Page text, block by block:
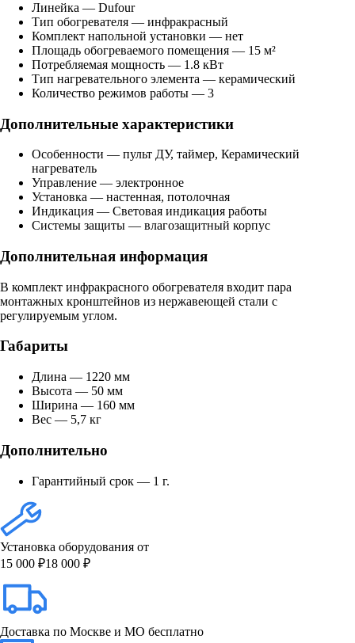
Линейка — Dufour
Тип обогревателя — инфракрасный
Комплект напольной установки — нет
Площадь обогреваемого помещения — 15 м²
Потребляемая мощность — 1.8 кВт
Тип нагревательного элемента — керамический
Количество режимов работы — 3
Дополнительные характеристики
Особенности — пульт ДУ, таймер, Керамический
нагреватель
Управление — электронное
Установка — настенная, потолочная
Индикация — Световая индикация работы
Системы защиты — влагозащитный корпус
Дополнительная информация
В комплект инфракрасного обогревателя входит пара
монтажных кронштейнов из нержавеющей стали с
регулируемым углом.
Габариты
Длина — 1220 мм
Высота — 50 мм
Ширина — 160 мм
Вес — 5,7 кг
Дополнительно
Гарантийный срок — 1 г.
Установка оборудования от
15 000 ₽18 000 ₽
Доставка по Москве и МО бесплатно